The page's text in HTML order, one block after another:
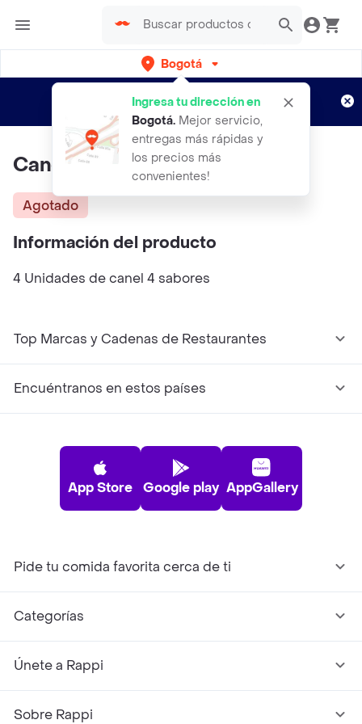
Bogotá
Ingresa tu dirección en
Bogotá. Mejor servicio,
entregas más rápidas y
los precios más
convenientes!
envíos gratis por semanas
Aplican TyC
Canel´s Chicle
Agotado
Información del producto
4 Unidades de canel 4 sabores
Top Marcas y Cadenas de Restaurantes
Encuéntranos en estos países
App Store Google play AppGallery
Pide tu comida favorita cerca de ti
Categorías
Únete a Rappi
Sobre Rappi